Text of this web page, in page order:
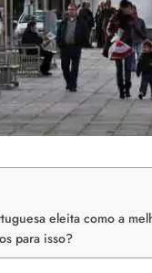
eleita como a
para isso?